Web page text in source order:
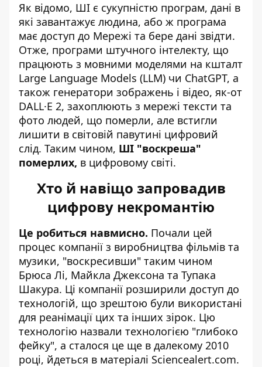
Як відомо, ШІ є сукупністю програм, дані в
які завантажує людина, або ж програма
має доступ до Мережі та бере дані звідти.
Отже, програми штучного інтелекту, що
працюють з мовними моделями на кшталт
Large Language Models (LLM) чи ChatGPT, а
також генератори зображень і відео, як-от
DALL·E 2, захоплюють з мережі тексти та
фото людей, що померли, але встигли
лишити в світовій павутині цифровий
слід. Таким чином, ШІ "воскреша"
померлих, в цифровому світі.
Хто й навіщо запровадив
цифрову некромантію
Це робиться навмисно. Почали цей
процес компанії з виробництва фільмів та
музики, "воскресивши" таким чином
Брюса Лі, Майкла Джексона та Тупака
Шакура. Ці компанії розширили доступ до
технологій, що зрештою були використані
для реанімації цих та інших зірок. Цю
технологію назвали технологією "глибоко
фейку", а сталося це ще в далекому 2010
році, йдеться в матеріалі Sciencealert.com.